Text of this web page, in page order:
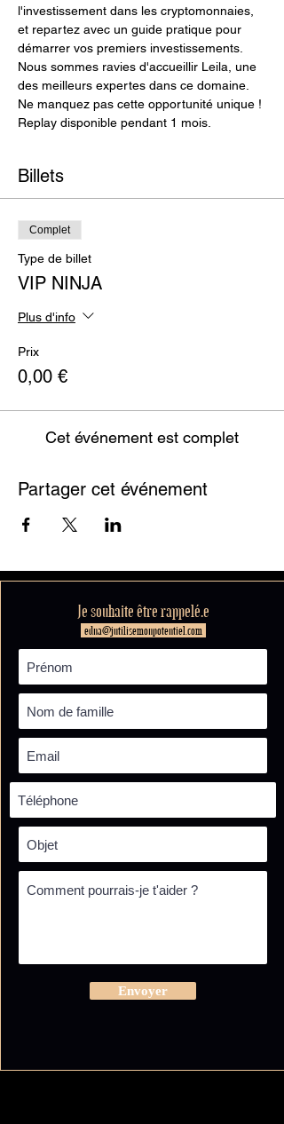
l'investissement dans les cryptomonnaies,
et repartez avec un guide pratique pour
démarrer vos premiers investissements.
Nous sommes ravies d'accueillir Leila, une
des meilleurs expertes dans ce domaine.
Ne manquez pas cette opportunité unique !
Replay disponible pendant 1 mois.
Billets
Complet
Type de billet
VIP NINJA
Plus d'info
Prix
0,00 €
Cet événement est complet
Partager cet événement
Je souhaite être rappelé.e
edna@jutilisemonpotentiel.com
Envoyer